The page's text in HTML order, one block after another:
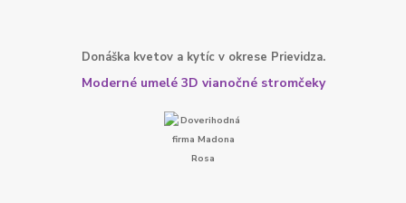
Donáška kvetov a kytíc v okrese Prievidza.
Moderné umelé 3D vianočné stromčeky